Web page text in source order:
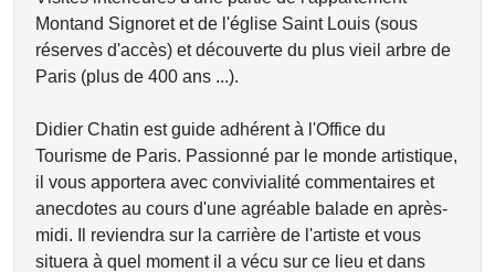
Montand Signoret et de l'église Saint Louis (sous
réserves d'accès) et découverte du plus vieil arbre de
Paris (plus de 400 ans ...).
Didier Chatin est guide adhérent à l'Office du
Tourisme de Paris. Passionné par le monde artistique,
il vous apportera avec convivialité commentaires et
anecdotes au cours d'une agréable balade en après-
midi. Il reviendra sur la carrière de l'artiste et vous
situera à quel moment il a vécu sur ce lieu et dans